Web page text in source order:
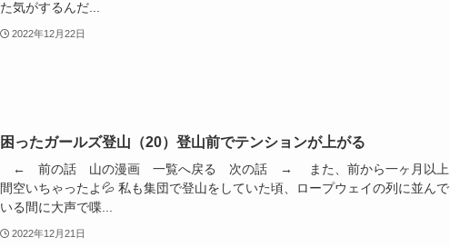
た気がするんだ...
2022年12月22日
困ったガールズ登山（20）登山前でテンションが上がる
← 前の話 山の漫画 一覧へ戻る 次の話 → また、前から一ヶ月以上
間空いちゃったよ💦 私も集団で登山をしていた頃、ロープウェイの列に並んで
いる間に大声で喋...
2022年12月21日